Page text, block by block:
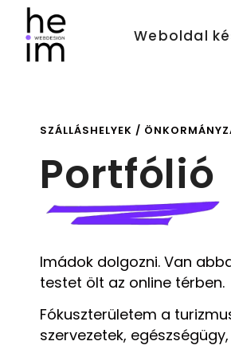
Weboldal
SZÁLLÁSHELYEK /
Portfólió
Imádok dolgozni. Van
testet ölt az online térben.
Fókuszterületem a
szervezetek,